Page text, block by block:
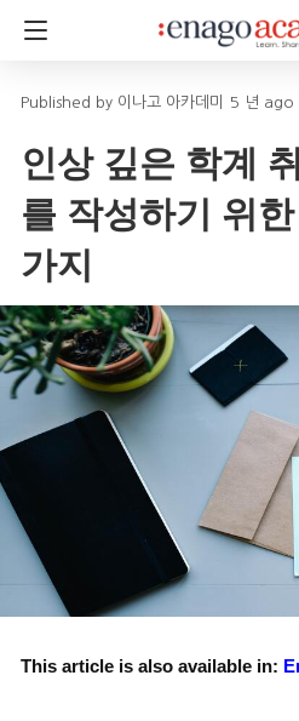
이나고 아카데미 5 년 ago
인상 깊은 학계
를 작성하기 위
가지
This article is also available in: